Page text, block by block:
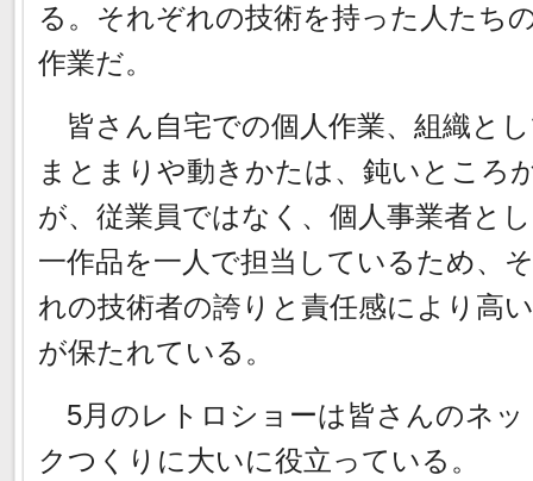
る。それぞれの技術を持った人たち
作業だ。
皆さん自宅での個人作業、組織と
まとまりや動きかたは、鈍いところ
が、従業員ではなく、個人事業者と
一作品を一人で担当しているため、
れの技術者の誇りと責任感により高
が保たれている。
5月のレトロショーは皆さんのネッ
クつくりに大いに役立っている。